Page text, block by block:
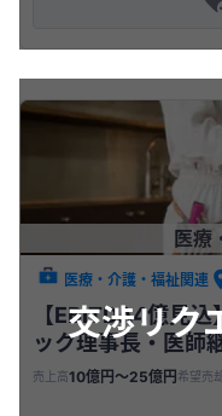
交渉リク
医療
医療・介護・福祉関連
【EBITDA4億見
ック理事長・医師
売上高10億円〜25億円 希望売